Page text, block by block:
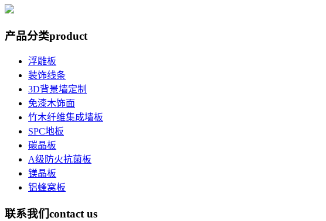
产品分类product
浮雕板
装饰线条
3D背景墙定制
免漆木饰面
竹木纤维集成墙板
SPC地板
碳晶板
A级防火抗菌板
镁晶板
铝蜂窝板
联系我们contact us